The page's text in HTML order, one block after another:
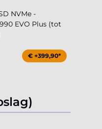
NVMe -
EVO Plus (tot
€ +399,90*